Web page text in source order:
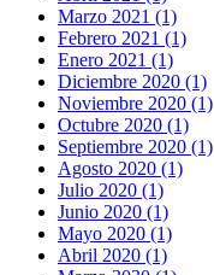
Marzo 2021 (1)
Febrero 2021 (1)
Enero 2021 (1)
Diciembre 2020 (1)
Noviembre 2020 (1)
Octubre 2020 (1)
Septiembre 2020 (1)
Agosto 2020 (1)
Julio 2020 (1)
Junio 2020 (1)
Mayo 2020 (1)
Abril 2020 (1)